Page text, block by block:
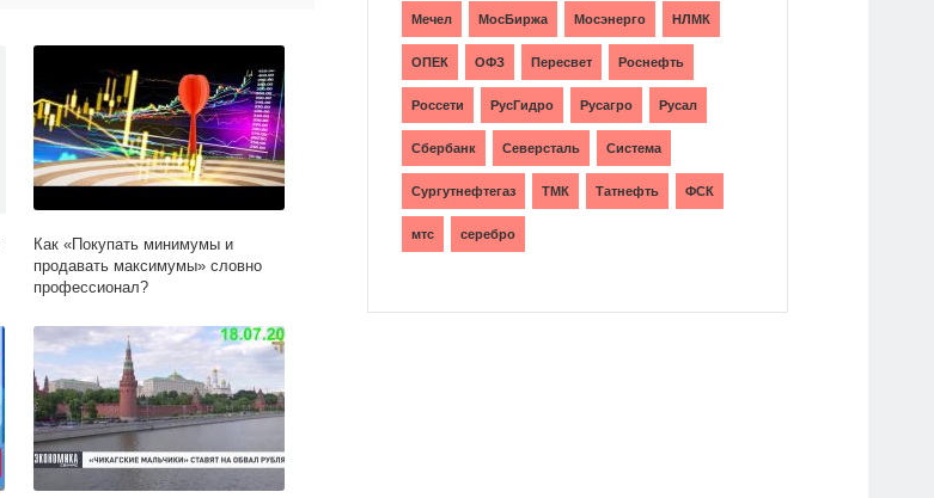
Как «Покупать минимумы и
продавать максимумы» словно
профессионал?
Мечел МосБиржа Мосэнерго НЛМК
ОПЕК ОФЗ Пересвет Роснефть
Россети РусГидро Русагро Русал
Сбербанк Северсталь Система
Сургутнефтегаз ТМК Татнефть ФСК
мтс серебро